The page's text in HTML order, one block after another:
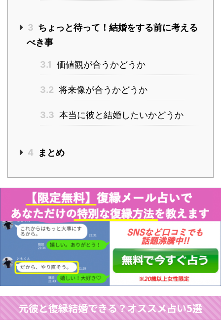
3 ちょっと待って！結婚をする前に考える
べき事
3.1 価値観が合うかどうか
3.2 将来像が合うかどうか
3.3 本当に彼と結婚したいかどうか
4 まとめ
元彼と復縁結婚できる？オススメ占い5選